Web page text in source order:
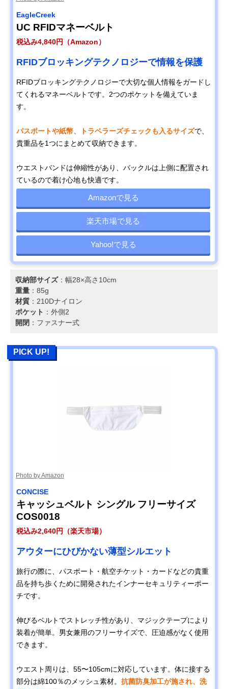
EagleCreek
UC RFIDマネーベルト
税込み4,840円（Amazon）
RFIDブロッキングテクノロジーで情報を保護
RFIDブロッキングテクノロジーで大切な個人情報をガードし
てくれるマネーベルトです。2つのポケットを備えていま
す。
パスポートや紙幣、トラベラーズチェックも入るサイズで、
貴重品を1つにまとめて収納できます。
ウエストバンドは伸縮性があり、バックルは上側に配置され
ているので着け心地も快適です。
Amazonで見る
楽天市場で見る
Yahoo!で見る
収納部サイズ：幅28×高さ10cm
重量 ：85g
材質 ：210Dナイロン
ポケット ：外側2
開閉 ：ファスナー式
PICK UP!
Photo by Amazon
CONCISE
キャッシュベルト シングル フリーサイズ
COS0018
税込み2,640円（楽天市場）
アウターにひびかない薄型シルエット
旅行の際に、パスポート・航空チケット・カードなどの貴重
品を持ち歩くために開発されたインナーセキュリティーポー
チです。
伸びるベルトでストレッチ性があり、マジックテープにより
装着が簡単。男女兼用のフリーサイズで、圧迫感がなく使用
できます。
ウエスト周りは、55〜105cmに対応しています。体に接する
部分は綿100％のメッシュ素材。 抗菌防臭加工が施され、洗